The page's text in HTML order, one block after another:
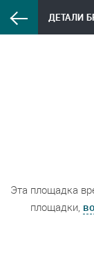
ДЕТАЛИ
Эта площадка
площадки,